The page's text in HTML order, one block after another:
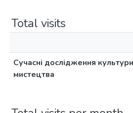
Total visits
Сучасні дослідження культури
мистецтва